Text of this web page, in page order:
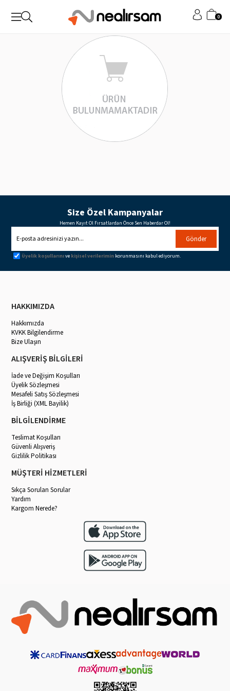
0
Size Özel Kampanyalar
Hemen Kayıt Ol Fırsatlardan Önce Sen Haberdar Ol!
Gönder
Üyelik koşullarınıve kişisel verilerimin korunmasını kabul ediyorum.
HAKKIMIZDA
Hakkımızda
KVKK Bilgilendirme
Bize Ulaşın
ALIŞVERİŞ BİLGİLERİ
İade ve Değişim Koşulları
Üyelik Sözleşmesi
Mesafeli Satış Sözleşmesi
İş Birliği (XML Bayilik)
BİLGİLENDİRME
Teslimat Koşulları
Güvenli Alışveriş
Gizlilik Politikası
MÜŞTERİ HİZMETLERİ
Sıkça Sorulan Sorular
Yardım
Kargom Nerede?